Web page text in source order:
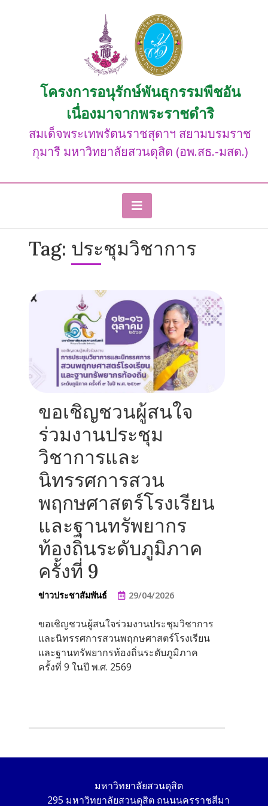
โครงการอนุรักษ์พันธุกรรมพืชอัน
เนื่องมาจากพระราชดำริ
สมเด็จพระเทพรัตนราชสุดาฯ สยามบรมราช
กุมารี มหาวิทยาลัยสวนดุสิต (อพ.สธ.-มสด.)
Tag: ประชุมวิชาการ
ขอเชิญชวนผู้สนใจ
ร่วมงานประชุม
วิชาการและ
นิทรรศการสวน
พฤกษศาสตร์โรงเรียน
และฐานทรัพยากร
ท้องถิ่นระดับภูมิภาค
ครั้งที่ 9
ข่าวประชาสัมพันธ์ 29/04/2026
ขอเชิญชวนผู้สนใจร่วมงานประชุมวิชาการ
และนิทรรศการสวนพฤกษศาสตร์โรงเรียน
และฐานทรัพยากรท้องถิ่นระดับภูมิภาค
ครั้งที่ 9 ในปี พ.ศ. 2569
มหาวิทยาลัยสวนดุสิต
295 มหาวิทยาลัยสวนดุสิต ถนนนครราชสีมา